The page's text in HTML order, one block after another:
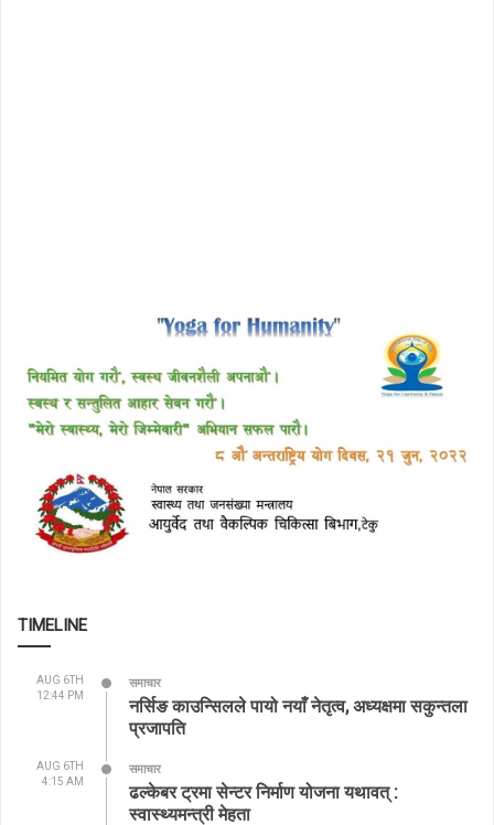
TIMELINE
AUG 6TH
12:44 PM
समाचार
नर्सिङ काउन्सिलले पायो नयाँ नेतृत्व, अध्यक्षमा सकुन्तला
प्रजापति
AUG 6TH
4:15 AM
समाचार
ढल्केबर ट्रमा सेन्टर निर्माण योजना यथावत् :
स्वास्थ्यमन्त्री मेहता